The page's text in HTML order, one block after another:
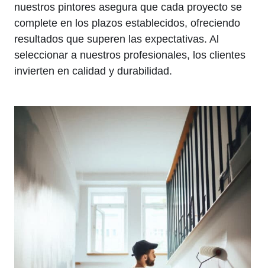
nuestros pintores asegura que cada proyecto se
complete en los plazos establecidos, ofreciendo
resultados que superen las expectativas. Al
seleccionar a nuestros profesionales, los clientes
invierten en calidad y durabilidad.